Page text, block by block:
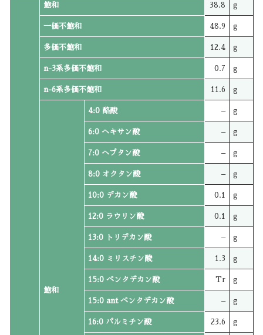
飽和 38.8 g
一価不飽和 48.9 g
多価不飽和 12.4 g
n-3系多価不飽和 0.7 g
n-6系多価不飽和 11.6 g
飽和
4:0 酪酸 – g
6:0 ヘキサン酸 – g
7:0 ヘプタン酸 – g
8:0 オクタン酸 – g
10:0 デカン酸 0.1 g
12:0 ラウリン酸 0.1 g
13:0 トリデカン酸 – g
14:0 ミリスチン酸 1.3 g
15:0 ペンタデカン酸 Tr g
15:0 ant ペンタデカン酸 – g
16:0 パルミチン酸 23.6 g